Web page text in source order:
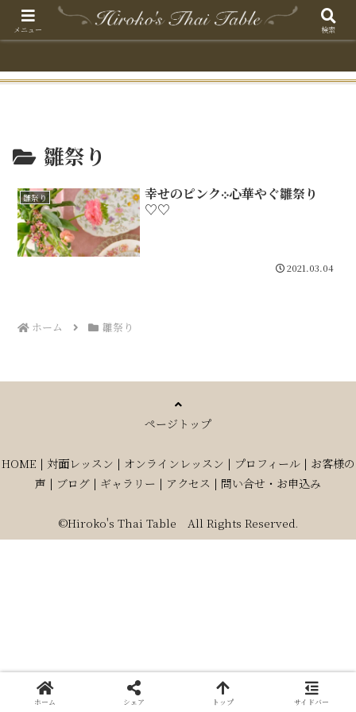
雛祭り
雛祭り
幸せのピンク܀心華やぐ雛祭り
♡♡
2021.03.04
ホーム 雛祭り
ページトップ
HOME | 対面レッスン | オンラインレッスン | プロフィール| お客様の
声 | ブログ | ギャラリー | アクセス | 問い合せ・お申込み
©Hiroko's Thai Table All Rights Reserved.
メニュー 検索
ホーム シェア トップ サイドバー